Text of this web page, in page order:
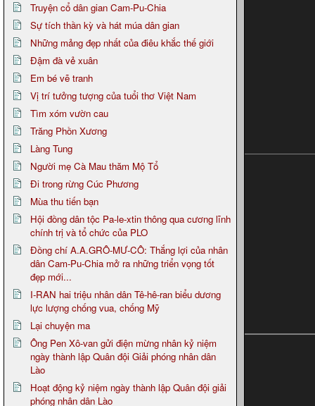
Truyện cổ dân gian Cam-Pu-Chia
Sự tích thần kỳ và hát múa dân gian
Những mảng đẹp nhất của điêu khắc thế giới
Đậm đà vẻ xuân
Em bé vẽ tranh
Vị trí tưởng tượng của tuổi thơ Việt Nam
Tìm xóm vườn cau
Trăng Phồn Xương
Làng Tung
Người mẹ Cà Mau thăm Mộ Tổ
Đi trong rừng Cúc Phương
Mùa thu tiến bạn
Hội đồng dân tộc Pa-le-xtin thông qua cương lĩnh
chính trị và tổ chức của PLO
Đồng chí A.A.GRÔ-MƯ-CÔ: Thắng lợi của nhân
dân Cam-Pu-Chia mở ra những triển vọng tốt
đẹp mới...
I-RAN hai triệu nhân dân Tê-hê-ran biểu dương
lực lượng chống vua, chống Mỹ
Lại chuyện ma
Ông Pen Xô-van gửi điện mừng nhân kỷ niệm
ngày thành lập Quân đội Giải phóng nhân dân
Lào
Hoạt động kỷ niệm ngày thành lập Quân đội giải
phóng nhân dân Lào